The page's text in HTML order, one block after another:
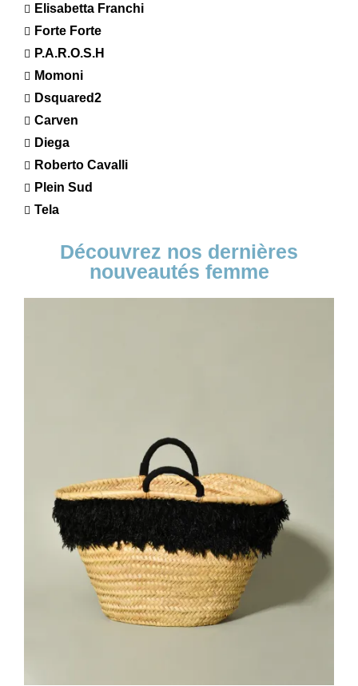
Elisabetta Franchi
Forte Forte
P.A.R.O.S.H
Momoni
Dsquared2
Carven
Diega
Roberto Cavalli
Plein Sud
Tela
Découvrez nos dernières
nouveautés femme